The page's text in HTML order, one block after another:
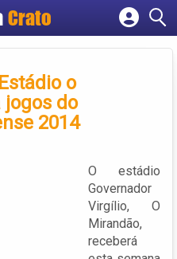
Crato
empresa
conta
o
jogos do
2014
O estádio
Governador
Virgílio, O
Mirandão,
receberá